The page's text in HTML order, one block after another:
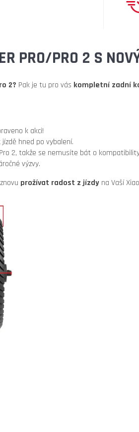
PRO/PRO 2 S
2? Pak je tu pro vás kompletní zadní
k akci!
hned po vybalení.
2, takže se nemusíte bát o
výzvy.
prožívat radost z jízdy na Vaší